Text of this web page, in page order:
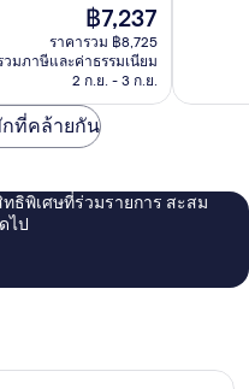
ราคา
ปัจจุบัน
คือ
฿7,237
฿7,237
ราคารวม ฿8,725
วมภาษีและค่าธรรมเนียม
2 ก.ย. - 3 ก.ย.
ซีฟ
กที่คล้ายกัน
ธิพิเศษที่ร่วมรายการ สะสม
ไป